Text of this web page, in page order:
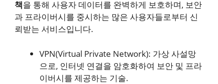
책을 통해 사용자 데이터를 완벽하게 보호하며, 보안
과 프라이버시를 중시하는 많은 사용자들로부터 신
뢰받는 서비스입니다.
VPN(Virtual Private Network): 가상 사설망
으로, 인터넷 연결을 암호화하여 보안 및 프라
이버시를 제공하는 기술.